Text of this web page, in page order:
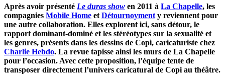
Après avoir présenté Le duras show en 2011 à La Chapelle, les
compagnies Mobile Home et Détournoyment y reviennent pour
une autre collaboration. Elles explorent ici, sans détour, le
rapport dominant-dominé et les stéréotypes sur la sexualité et
les genres, présents dans les dessins de Copi, caricaturiste chez
Charlie Hebdo. La revue tapisse ainsi les murs de La Chapelle
pour l’occasion. Avec cette proposition, l’équipe tente de
transposer directement l’univers caricatural de Copi au théâtre.